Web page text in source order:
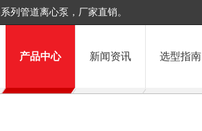
列管道离心泵，厂家直销。
产品中心 新闻资讯 选型指南